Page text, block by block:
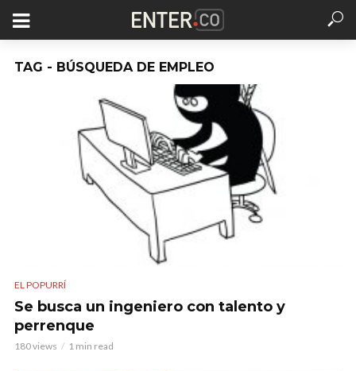
TAG - BÚSQUEDA DE EMPLEO
EL POPURRÍ
Se busca un ingeniero con talento y
perrenque
180 views 1 min read